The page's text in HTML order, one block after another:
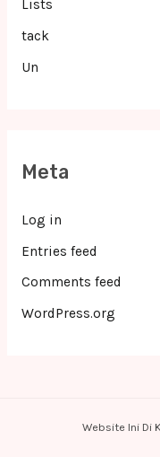
Lists
tack
Un
Meta
Log in
Entries feed
Comments feed
WordPress.org
Website Ini Di